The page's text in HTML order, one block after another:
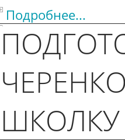
Подробнее...
ШКОЛКУ